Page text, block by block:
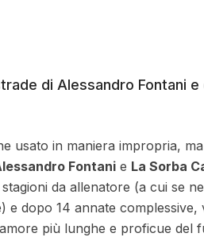
di Alessandro Fontani e
usato in maniera impropria,
Fontani e La Sorba
da allenatore (a cui se
dopo 14 annate complessive,
più lunghe e proficue del